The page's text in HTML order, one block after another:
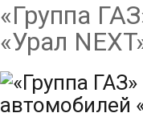
«Группа
«Урал